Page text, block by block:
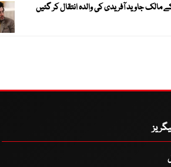
مالک جاوید آفریدی کی والدہ انتقال کر گئیں